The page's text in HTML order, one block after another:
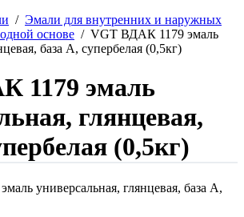
/ Эмали для внутренних и наружных
основе / VGT ВДАК 1179 эмаль
база А, супербелая (0,5кг)
1179 эмаль
глянцевая,
(0,5кг)